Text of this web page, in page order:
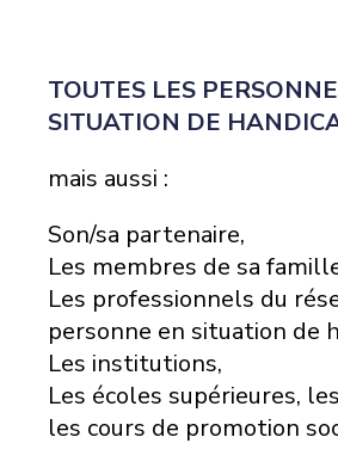
TOUTES LES
SITUATION DE
mais aussi :
Son/sa partenaire,
Les membres de sa
Les professionnels du
personne en situation de
Les institutions,
Les écoles supérieures,
les cours de promotion